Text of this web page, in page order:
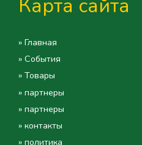
Карта сайта
» Главная
» События
» Товары
» партнеры
» партнеры
» контакты
» политика